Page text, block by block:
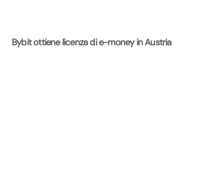
Bybit ottiene licenza di e-money in Austria